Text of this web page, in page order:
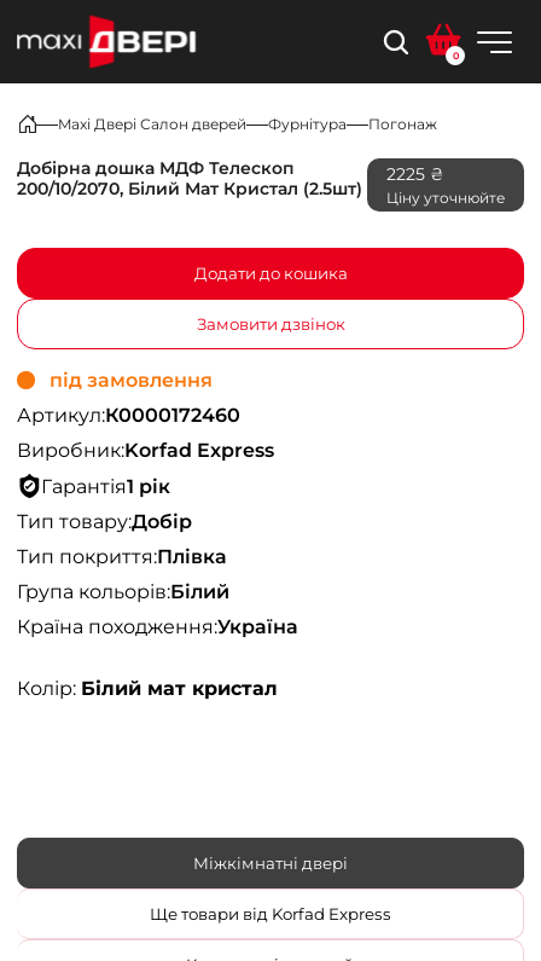
0
Maxi Двері Салон дверей Фурнітура Погонаж
Добірна дошка МДФ Телескоп
200/10/2070, Білий Мат Кристал (2.5шт)
2225 ₴
Ціну уточнюйте
Додати до кошика
Замовити дзвінок
під замовлення
Артикул:К0000172460
Виробник:Korfad Express
Гарантія1 рік
Тип товару:Добір
Тип покриття:Плівка
Група кольорів:Білий
Країна походження:Україна
Колір: Білий мат кристал
Міжкімнатні двері
Ще товари від Korfad Express